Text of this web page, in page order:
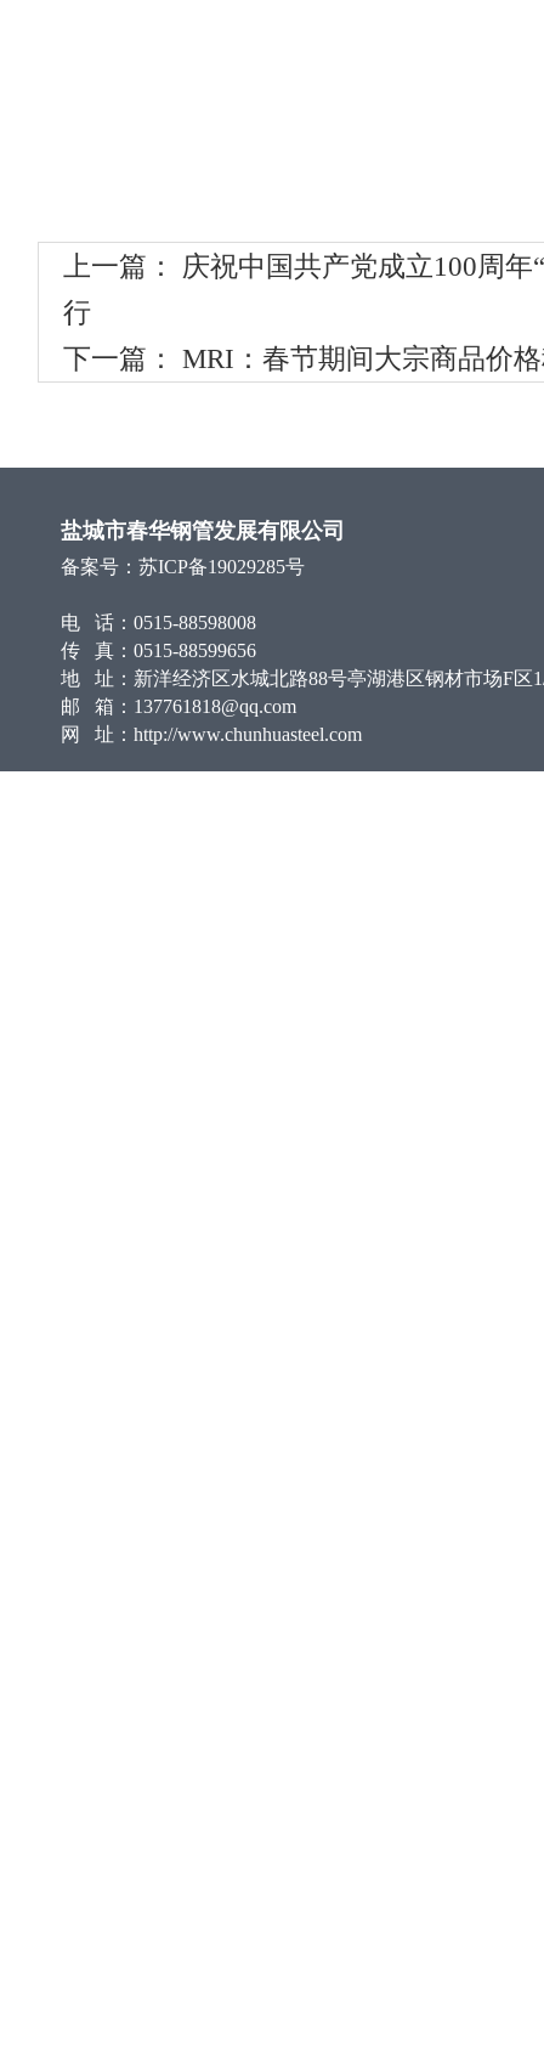
上一篇：
庆祝中国共产党成立100周
行
下一篇：
MRI：春节期间大宗商品价
盐城市春华钢管发展有限公司
备案号： 苏ICP备19029285号
电 话：0515-88598008
传 真：0515-88599656
地 址：新洋经济区水城北路88号亭湖港区钢材市场F区
邮 箱：137761818@qq.com
网 址：http://www.chunhuasteel.com